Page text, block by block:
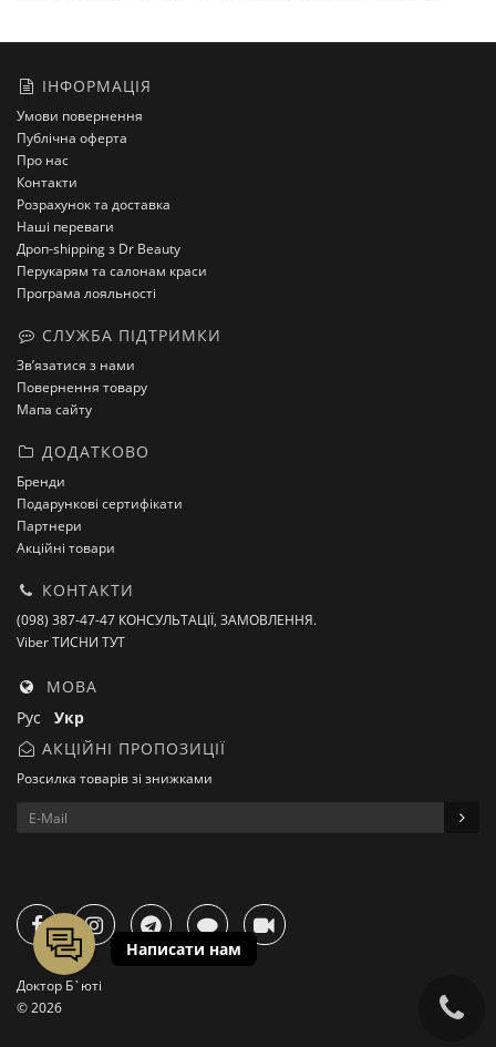
ІНФОРМАЦІЯ
Умови повернення
Публічна оферта
Про нас
Контакти
Розрахунок та доставка
Наші переваги
Дроп-shipping з Dr Beauty
Перукарям та салонам краси
Програма лояльності
СЛУЖБА ПІДТРИМКИ
Зв’язатися з нами
Повернення товару
Мапа сайту
ДОДАТКОВО
Бренди
Подарункові сертифікати
Партнери
Акційні товари
КОНТАКТИ
(098) 387-47-47 КОНСУЛЬТАЦІЇ, ЗАМОВЛЕННЯ.
Viber ТИСНИ ТУТ
МОВА
Рус Укр
АКЦІЙНІ ПРОПОЗИЦІЇ
Розсилка товарів зі знижками
Доктор Б`юті
© 2026